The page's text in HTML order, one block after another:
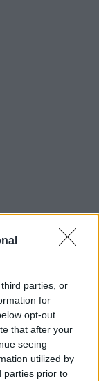
parties, or
for
opt-out
that after your
seeing
utilized by
parties prior to